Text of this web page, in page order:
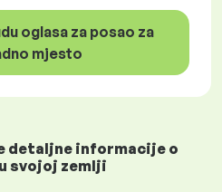
oglasa za posao za
mjesto
detaljne informacije o
svojoj zemlji